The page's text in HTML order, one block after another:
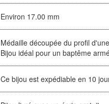
Environ 17.00 mm
Médaille découpée du profil
Bijou idéal pour un baptême
Ce bijou est expédiable en 10